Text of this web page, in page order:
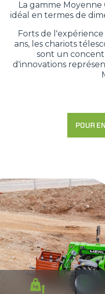
La gamme Moyenne
idéal en termes de
Forts de
ans, les chariots
sont un
d'innovations
POUR